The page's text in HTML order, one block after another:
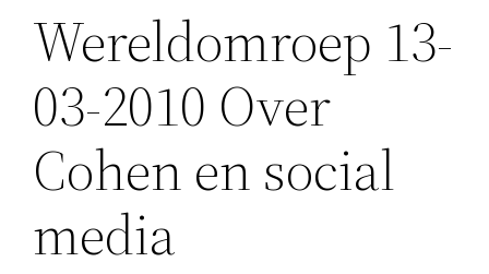
Wereldomroep 13-
03-2010 Over
Cohen en social
media